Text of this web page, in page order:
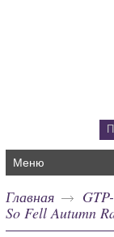
Меню
Главная
So Fell Autumn